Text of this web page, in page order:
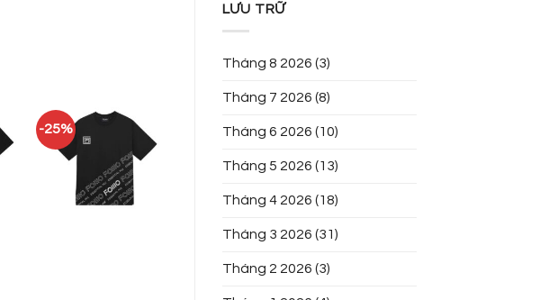
-25%
LƯU TRỮ
Tháng 8 2026 (3)
Tháng 7 2026 (8)
Tháng 6 2026 (10)
Tháng 5 2026 (13)
Tháng 4 2026 (18)
Tháng 3 2026 (31)
Tháng 2 2026 (3)